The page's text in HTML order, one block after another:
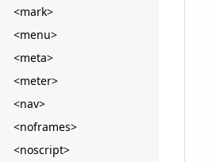
<mark>
<menu>
<meta>
<meter>
<nav>
<noframes>
<noscript>